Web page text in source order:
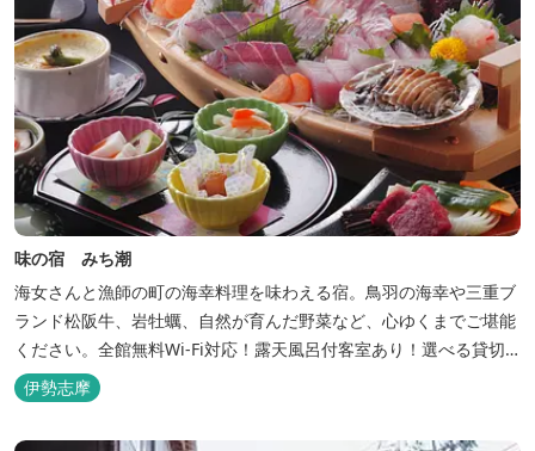
味の宿 みち潮
海女さんと漁師の町の海幸料理を味わえる宿。鳥羽の海幸や三重ブ
ランド松阪牛、岩牡蠣、自然が育んだ野菜など、心ゆくまでご堪能
ください。全館無料Wi-Fi対応！露天風呂付客室あり！選べる貸切
風呂も人気♪相差町内にはパワースポット石神さん（神明神社）あ
り！伊勢神宮・おかげ横丁まで最短40分！鳥羽十景にも選ばれた千
鳥ヶ浜は当館の目の前！宿を一歩出れば、満天の星空！周りに何も
伊勢志摩